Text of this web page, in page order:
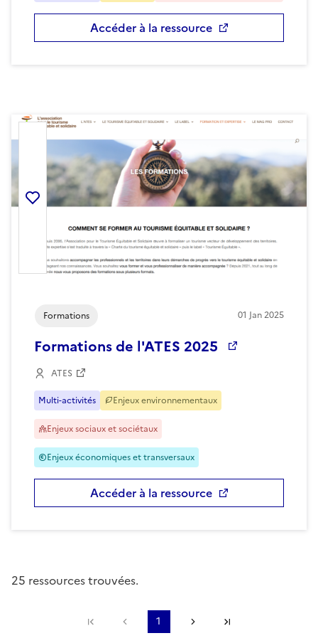
Accéder à la ressource
Formations 01 Jan2025
Formations de l'ATES 2025
ATES
Multi-activités Enjeux environnementaux
Enjeux sociaux et sociétaux
Enjeux économiques et transversaux
Accéder à la ressource
25 ressources trouvées.
Première pagePage précédente
1 Page suivante